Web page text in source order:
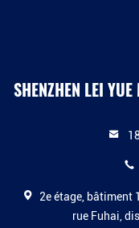
SHENZHEN LEI
2e étage, bâtiment
rue Fuhai,